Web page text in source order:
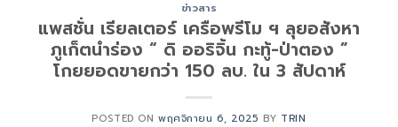
ข่าวสาร
แพสชั่น เรียลเตอร์ เครือพรีโม ฯ ลุยอสังหา
ภูเก็ตนำร่อง “ ดิ ออริจิ้น กะทู้-ป่าตอง ”
โกยยอดขายกว่า 150 ลบ. ใน 3 สัปดาห์
POSTED ONพฤศจิกายน 6, 2025 BY TRIN